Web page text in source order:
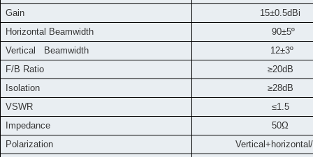
Gain
15±0.5dBi
Horizontal Beamwidth
90±5º
Vertical Beamwidth
12±3º
F/B Ratio
≥20dB
Isolation
≥28dB
VSWR
≤1.5
Impedance
50Ω
Polarization
Vertical+horizontal/